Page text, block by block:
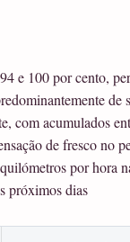
e 100 por cento,
de
com acumulados
de fresco no
por hora
próximos dias